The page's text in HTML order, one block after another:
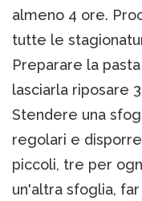
almeno 4 ore.
tutte le
Preparare la
lasciarla riposare
Stendere una
regolari e
piccoli, tre per
un'altra sfoglia,